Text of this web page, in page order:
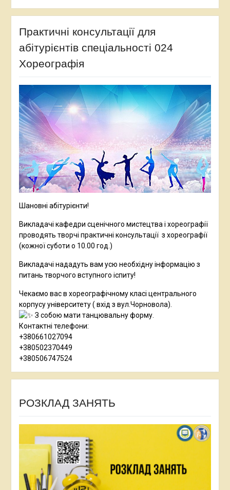
Практичні консультації для
абітурієнтів спеціальності 024
Хореографія
Шановні абітурієнти!
Викладачі кафедри сценічного мистецтва і хореографії
проводять творчі практичні консультації з хореографії
(кожної суботи о 10.00 год.)
Викладачі нададуть вам усю необхідну інформацію з
питань творчого вступного іспиту!
Чекаємо вас в хореографічному класі центрального
корпусу університету ( вхід з вул.Чорновола).
З собою мати танцювальну форму.
Контактні телефони:
+380661027094
+380502370449
+380506747524
РОЗКЛАД ЗАНЯТЬ